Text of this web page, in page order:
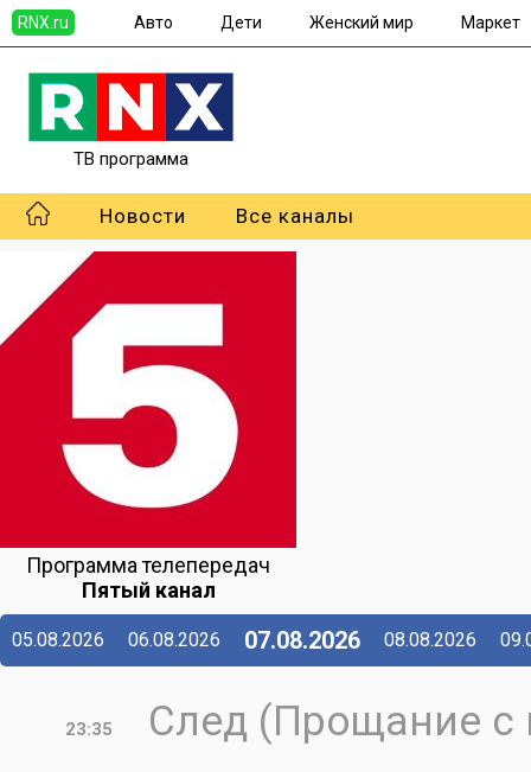
RNX.ru Авто Дети Женский мир Маркет
ТВ программа
Новости Все каналы
Программа телепередач
Пятый канал
05.08.2026 06.08.2026 07.08.2026 08.08.2026
23:35
След (Прощание с